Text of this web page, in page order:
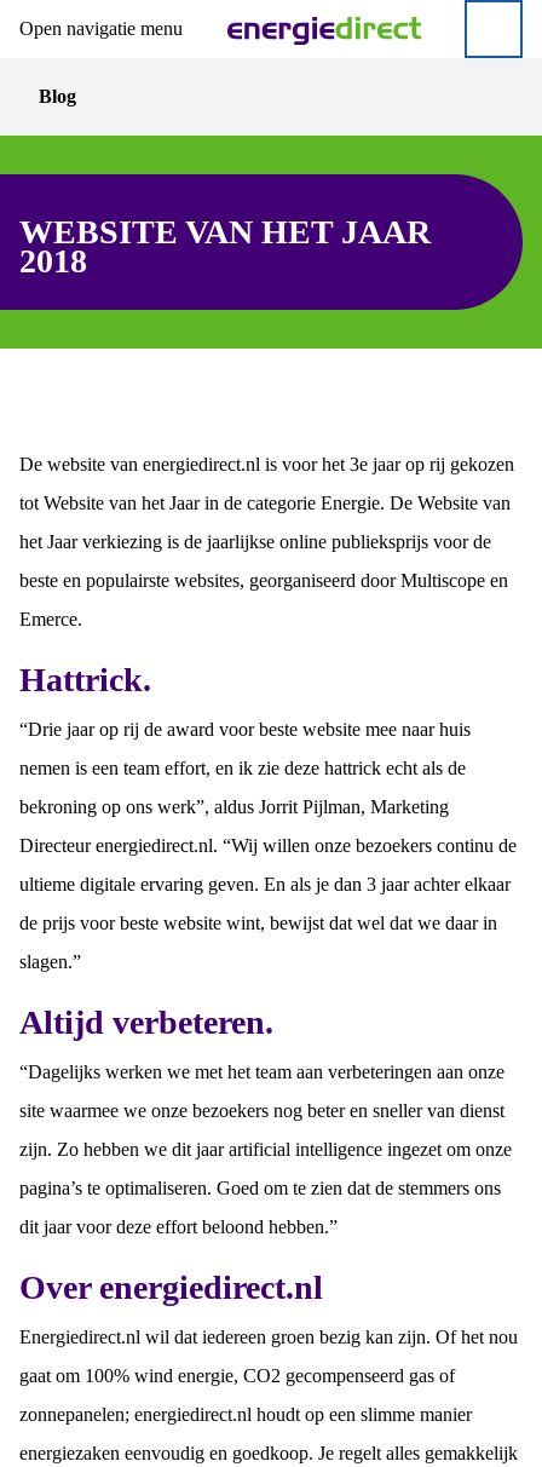
Direct naar hoofdinhoud
Direct naar inloggen
Open navigatie menu
Blog
WEBSITE VAN HET JAAR
2018
De website van energiedirect.nl is voor het 3e jaar op rij gekozen
tot Website van het Jaar in de categorie Energie. De Website van
het Jaar verkiezing is de jaarlijkse online publieksprijs voor de
beste en populairste websites, georganiseerd door Multiscope en
Emerce.
Hattrick.
“Drie jaar op rij de award voor beste website mee naar huis
nemen is een team effort, en ik zie deze hattrick echt als de
bekroning op ons werk”, aldus Jorrit Pijlman, Marketing
Directeur energiedirect.nl. “Wij willen onze bezoekers continu de
ultieme digitale ervaring geven. En als je dan 3 jaar achter elkaar
de prijs voor beste website wint, bewijst dat wel dat we daar in
slagen.”
Altijd verbeteren.
“Dagelijks werken we met het team aan verbeteringen aan onze
site waarmee we onze bezoekers nog beter en sneller van dienst
zijn. Zo hebben we dit jaar artificial intelligence ingezet om onze
pagina’s te optimaliseren. Goed om te zien dat de stemmers ons
dit jaar voor deze effort beloond hebben.”
Over energiedirect.nl
Energiedirect.nl wil dat iedereen groen bezig kan zijn. Of het nou
gaat om 100% wind energie, CO2 gecompenseerd gas of
zonnepanelen; energiedirect.nl houdt op een slimme manier
energiezaken eenvoudig en goedkoop. Je regelt alles gemakkelijk